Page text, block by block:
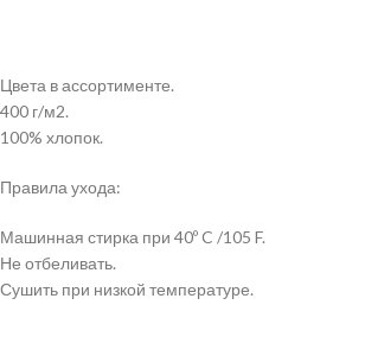
Цвета в ассортименте.
400 г/м2.
100% хлопок.
Правила ухода:
Машинная стирка при 40º C /105 F.
Не отбеливать.
Сушить при низкой температуре.